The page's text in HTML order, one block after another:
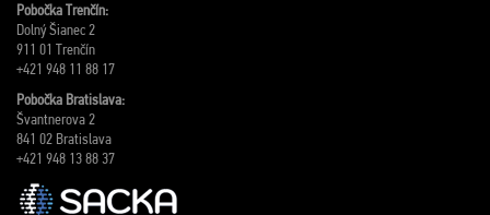
Pobočka Trenčín:
Dolný Šianec 2
911 01 Trenčín
+421 948 11 88 17
Pobočka Bratislava:
Švantnerova 2
841 02 Bratislava
+421 948 13 88 37